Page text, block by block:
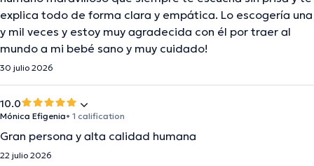
explica todo de forma clara y empática. Lo escogería una
y mil veces y estoy muy agradecida con él por traer al
mundo a mi bebé sano y muy cuidado!
30 julio 2026
10.0
Mónica Efigenia• 1 calification
Gran persona y alta calidad humana
22 julio 2026